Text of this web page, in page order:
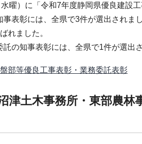
曜）に「令和7年度静岡県優良建設
事表彰には、全県で3件が選出されま
れました。
託の知事表彰には、全県で1件が選出
部等優良工事表彰・業務委託表彰
津土木事務所・東部農林